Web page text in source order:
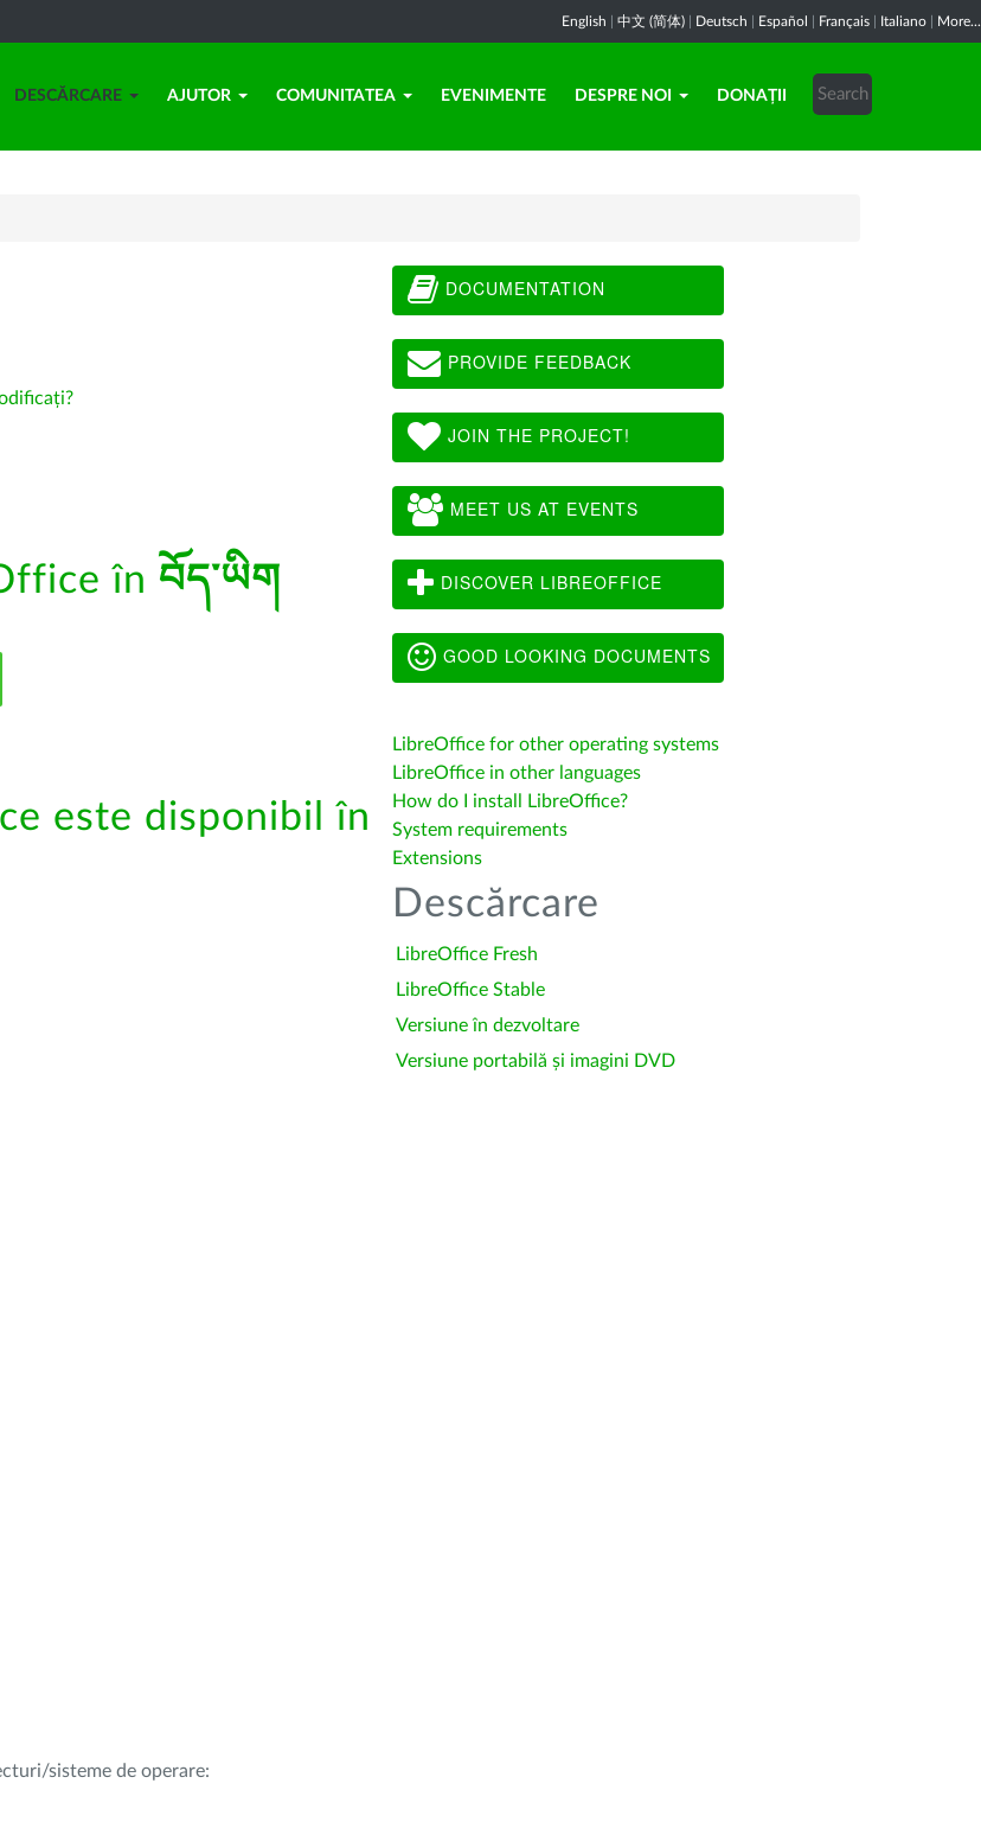
English 中文 (简体) Deutsch Español Français Italiano More...
DESCĂRCARE AJUTOR COMUNITATEA EVENIMENTE DESPRE NOI DONAȚII
în བོད་ཡིག
este disponibil în
sisteme de operare:
DOCUMENTATION
PROVIDE FEEDBACK
JOIN THE PROJECT!
MEET US AT EVENTS
DISCOVER LIBREOFFICE
GOOD LOOKING DOCUMENTS
LibreOffice for other operating systems
LibreOffice in other languages
How do I install LibreOffice?
System requirements
Extensions
Descărcare
LibreOffice Fresh
LibreOffice Stable
Versiune în dezvoltare
Versiune portabilă și imagini DVD